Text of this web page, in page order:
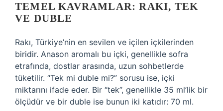
TEMEL KAVRAMLAR: RAKI, TEK
VE DUBLE
Rakı, Türkiye’nin en sevilen ve içilen içkilerinden
biridir. Anason aromalı bu içki, genellikle sofra
etrafında, dostlar arasında, uzun sohbetlerde
tüketilir. “Tek mi duble mi?” sorusu ise, içki
miktarını ifade eder. Bir “tek”, genellikle 35 ml’lik bir
ölçüdür ve bir duble ise bunun iki katıdır: 70 ml.